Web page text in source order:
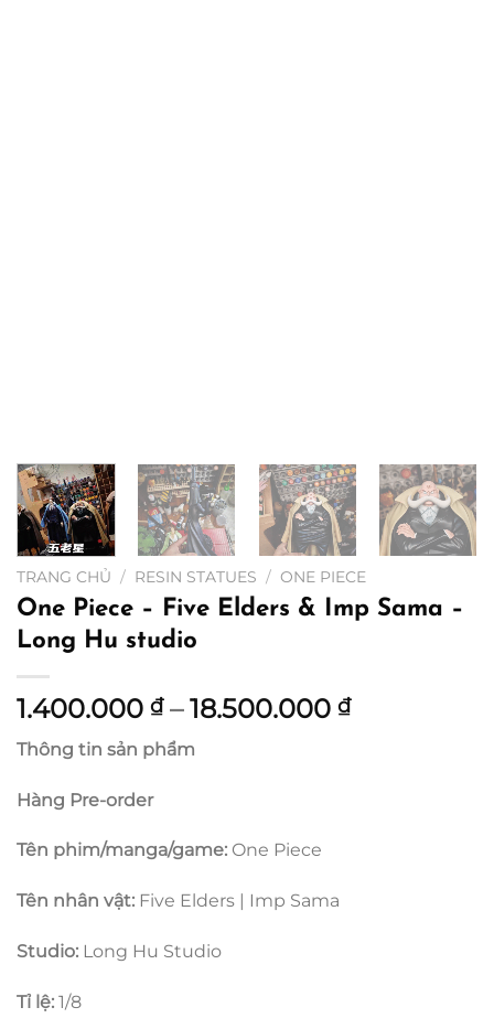
TRANG CHỦ / RESIN STATUES / ONE PIECE
One Piece – Five Elders & Imp Sama –
Long Hu studio
1.400.000 ₫ – 18.500.000 ₫Khoảng
Thông tin sản phẩm
Hàng Pre-order
Tên phim/manga/game: One Piece
Tên nhân vật: Five Elders | Imp Sama
Studio: Long Hu Studio
Tỉ lệ: 1/8